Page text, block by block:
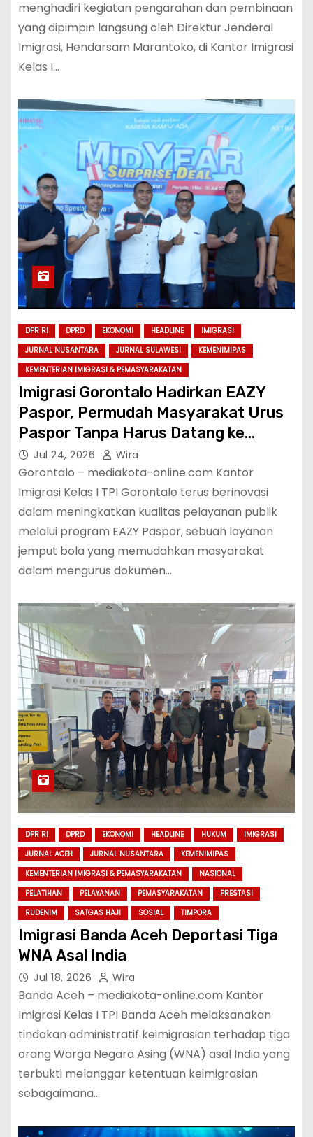
menghadiri kegiatan pengarahan dan pembinaan
yang dipimpin langsung oleh Direktur Jenderal
Imigrasi, Hendarsam Marantoko, di Kantor Imigrasi
Kelas I…
DPR RI DPRD EKONOMI HEADLINE
IMIGRASI
JURNAL NUSANTARA
JURNAL SULAWESI
KEMENIMIPAS
KEMENTERIAN IMIGRASI & PEMASYARAKATAN
Imigrasi Gorontalo Hadirkan EAZY
Paspor, Permudah Masyarakat Urus
Paspor Tanpa Harus Datang ke
Kantor Imigrasi
Jul 24, 2026 Wira
Gorontalo – mediakota-online.com Kantor
Imigrasi Kelas I TPI Gorontalo terus berinovasi
dalam meningkatkan kualitas pelayanan publik
melalui program EAZY Paspor, sebuah layanan
jemput bola yang memudahkan masyarakat
dalam mengurus dokumen…
DPR RI DPRD EKONOMI HEADLINE HUKUM
IMIGRASI
JURNAL ACEH
JURNAL NUSANTARA
KEMENIMIPAS
KEMENTERIAN IMIGRASI & PEMASYARAKATAN
NASIONAL
PELATIHAN
PELAYANAN PEMASYARAKATAN
PRESTASI
RUDENIM
SATGAS HAJI SOSIAL TIMPORA
Imigrasi Banda Aceh Deportasi Tiga
WNA Asal India
Jul 18, 2026 Wira
Banda Aceh – mediakota-online.com Kantor
Imigrasi Kelas I TPI Banda Aceh melaksanakan
tindakan administratif keimigrasian terhadap tiga
orang Warga Negara Asing (WNA) asal India yang
terbukti melanggar ketentuan keimigrasian
sebagaimana…